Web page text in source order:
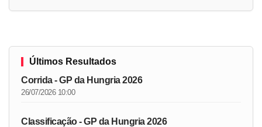
Últimos Resultados
Corrida - GP da Hungria 2026
26/07/2026 10:00
Classificação - GP da Hungria 2026